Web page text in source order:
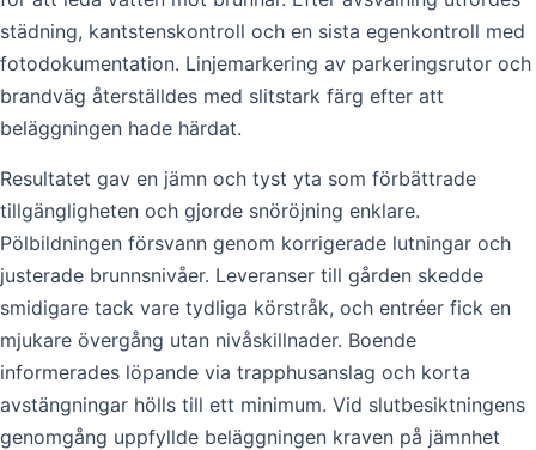
städning, kantstenskontroll och en sista egenkontroll med
fotodokumentation. Linjemarkering av parkeringsrutor och
brandväg återställdes med slitstark färg efter att
beläggningen hade härdat.
Resultatet gav en jämn och tyst yta som förbättrade
tillgängligheten och gjorde snöröjning enklare.
Pölbildningen försvann genom korrigerade lutningar och
justerade brunnsnivåer. Leveranser till gården skedde
smidigare tack vare tydliga körstråk, och entréer fick en
mjukare övergång utan nivåskillnader. Boende
informerades löpande via trapphusanslag och korta
avstängningar hölls till ett minimum. Vid slutbesiktningens
genomgång uppfyllde beläggningen kraven på jämnhet